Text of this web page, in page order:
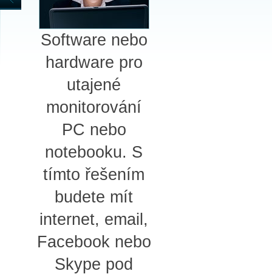
Software nebo
hardware pro
utajené
monitorování
PC nebo
notebooku. S
tímto řešením
budete mít
internet, email,
Facebook nebo
Skype pod